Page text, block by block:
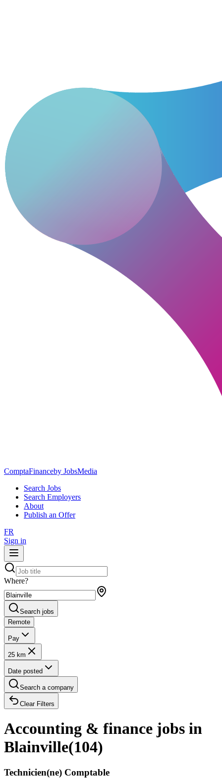
ComptaFinanceby JobsMedia
Search Jobs
Search Employers
About
Publish an Offer
FR
Sign in
Where?
Search jobs
Remote
Pay
25 km
Date posted
Search a company
Clear Filters
Accounting & finance jobs in
Blainville(104)
Technicien(ne) Comptable